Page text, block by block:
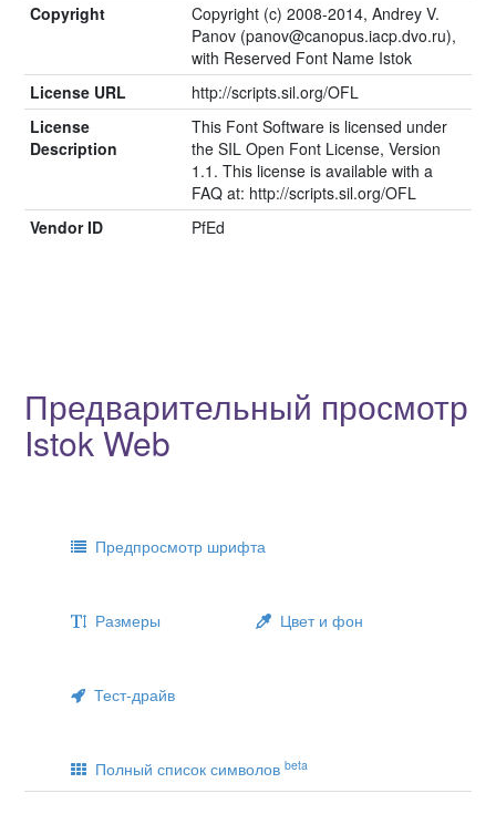
Copyright
Copyright (c) 2008-2014, Andrey V.
Panov (panov@canopus.iacp.dvo.ru),
with Reserved Font Name Istok
License URL
http://scripts.sil.org/OFL
License
Description
This Font Software is licensed under
the SIL Open Font License, Version
1.1. This license is available with a
FAQ at: http://scripts.sil.org/OFL
Vendor ID
PfEd
Предварительный просмотр
Istok Web
Предпросмотр шрифта
Размеры Цвет и фон
Тест-драйв
Полный список символов beta